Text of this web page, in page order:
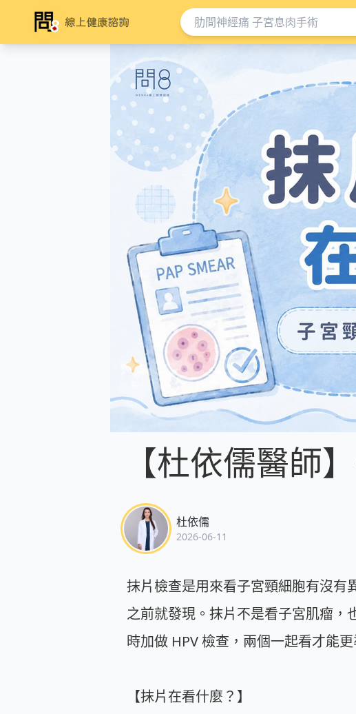
【杜依儒醫師
杜依儒
2026-06-11
抹片檢查是用來看子宮頸細胞有沒有
之前就發現。抹片不是看子宮肌瘤，
時加做 HPV 檢查，兩個一起看才能
【抹片在看什麼？】